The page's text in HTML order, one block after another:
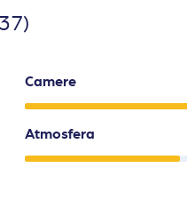
Camere
Atmosfera